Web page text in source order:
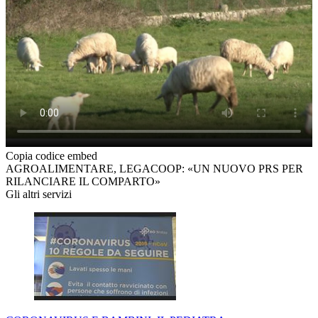
Copia codice embed
AGROALIMENTARE, LEGACOOP: «UN NUOVO PRS PER
RILANCIARE IL COMPARTO»
Gli altri servizi